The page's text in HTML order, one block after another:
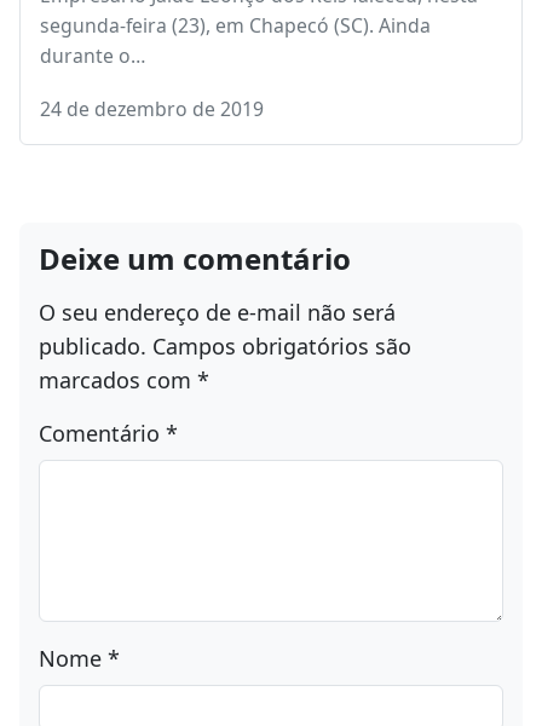
segunda-feira (23), em Chapecó (SC). Ainda
durante o…
24 de dezembro de 2019
Deixe um comentário
O seu endereço de e-mail não será
publicado. Campos obrigatórios são
marcados com *
Comentário *
Nome *